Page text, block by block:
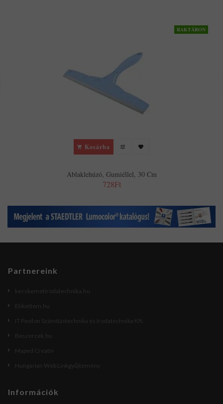
RAKTÁRON
Kosárba
Ablaklehúzó, Gumiéllel, 30 Cm
728Ft
Partnereink
kecskemetirodatechnika.hu
Etikettem.hu
IT Pavilon Számítástechnika és Irodatechnika Kft.
Beszerzek.hu
Maped Creativ
Hungarian Web Linkgyűjtemény
Információk